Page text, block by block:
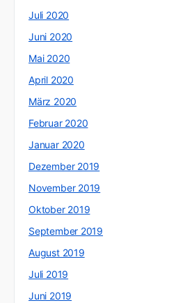
Juli 2020
Juni 2020
Mai 2020
April 2020
März 2020
Februar 2020
Januar 2020
Dezember 2019
November 2019
Oktober 2019
September 2019
August 2019
Juli 2019
Juni 2019